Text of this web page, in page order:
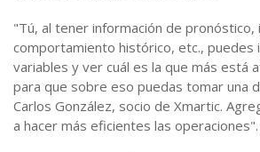
"Tú, al tener información de pronóstico,
comportamiento histórico, etc., puedes
variables y ver cuál es la que más está
para que sobre eso puedas tomar una
Carlos González, socio de Xmartic.
a hacer más eficientes las operaciones".